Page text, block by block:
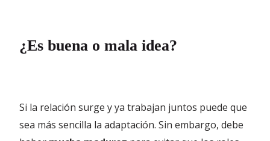
¿Es buena o mala idea?
Si la relación surge y ya trabajan juntos puede que
sea más sencilla la adaptación. Sin embargo, debe